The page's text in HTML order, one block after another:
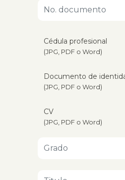
Cédula profesional
(JPG, PDF o Word)
Documento de
(JPG, PDF o Word)
CV
(JPG, PDF o Word)